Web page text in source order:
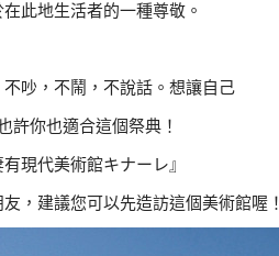
此地生活者的一種尊敬。
吵，不鬧，不說話。想讓自己
許你也適合這個祭典！
現代美術館キナーレ』
，建議您可以先造訪這個美術館喔！